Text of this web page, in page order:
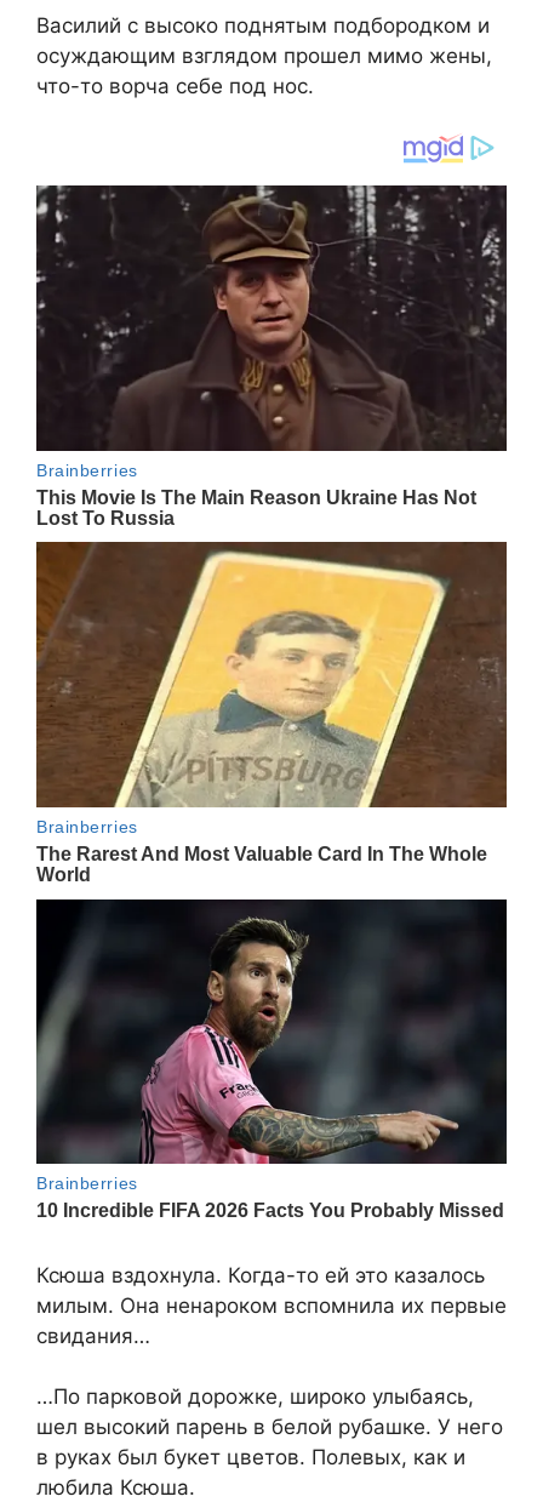
Василий с высоко поднятым подбородком и
осуждающим взглядом прошел мимо жены,
что-то ворча себе под нос.
Ксюша вздохнула. Когда-то ей это казалось
милым. Она ненароком вспомнила их первые
свидания…
…По парковой дорожке, широко улыбаясь,
шел высокий парень в белой рубашке. У него
в руках был букет цветов. Полевых, как и
любила Ксюша.